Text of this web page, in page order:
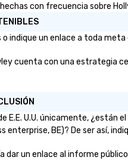
con frecuencia sobre
o indique un enlace a toda
cuenta con una estrategia
E.E. U.U. únicamente,
enterprise, BE)? De ser así,
dar un enlace al informe